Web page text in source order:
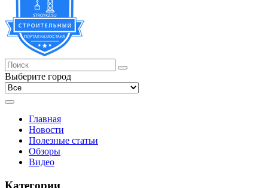
Выберите город
Главная
Новости
Полезные статьи
Обзоры
Видео
Категории